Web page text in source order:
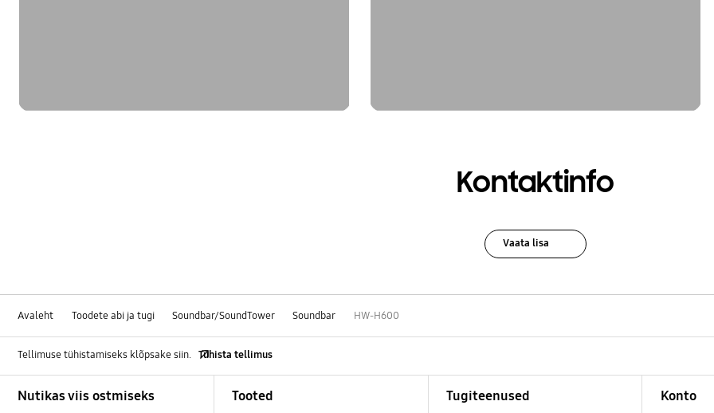
Kontaktinfo
Vaata lisa
Avaleht Toodete abi ja tugi Soundbar/SoundTower Soundbar HW-H600
Tellimuse tühistamiseks klõpsake siin. Tühista tellimus
Nutikas viis ostmiseks Tooted Tugiteenused Konto